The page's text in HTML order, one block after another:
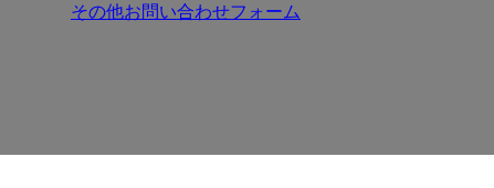
その他お問い合わせフォーム